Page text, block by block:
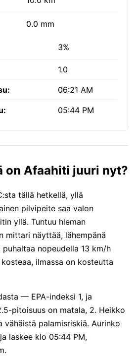
0.0 mm
3%
1.0
06:21 AM
05:44 PM
on Afaahiti juuri nyt?
tällä hetkellä, yllä
pilvipeite saa valon
yllä. Tuntuu hieman
mittari näyttää, lähempänä
puhaltaa nopeudella 13 km/h
ilmassa on kosteutta
— EPA-indeksi 1, ja
pitoisuus on matala, 2. Heikko
vähäistä palamisriskiä. Aurinko
laskee klo 05:44 PM,